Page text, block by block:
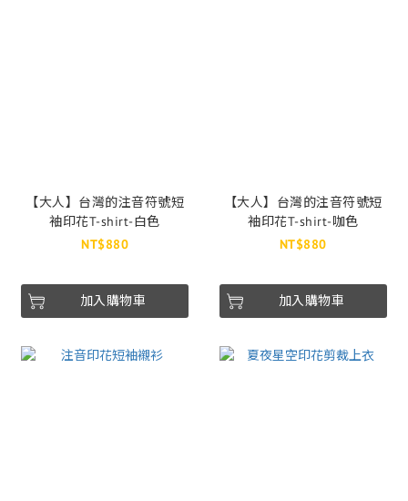
【大人】台灣的注音符號短
袖印花T-shirt-白色
NT$880
加入購物車
【大人】台灣的注音符號短
袖印花T-shirt-咖色
NT$880
加入購物車